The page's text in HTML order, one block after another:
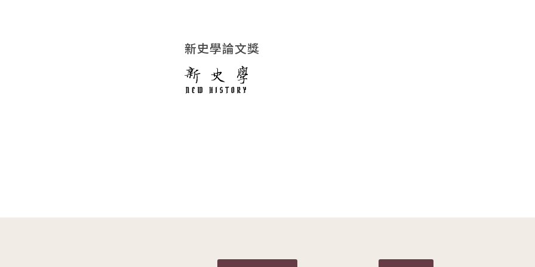
新史學論文獎